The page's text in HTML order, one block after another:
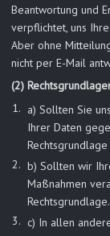
Beantwortung und
verpflichtet, uns
Aber ohne
nicht per E-Mail
(2)
a) Sollten Sie
Ihrer Daten
b) Sollten wir
Maßnahmen
Rechtsgrundlage.
c) In allen